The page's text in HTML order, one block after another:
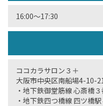
16:00〜17:30
ココカラサロン３＋
大阪市中央区南船場4-10-
・地下鉄御堂筋線 心斎橋
・地下鉄四つ橋線 四ツ橋